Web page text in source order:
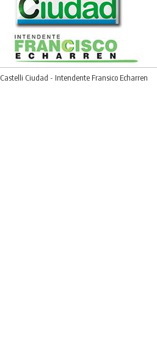
Castelli Ciudad - Intendente Fransico Echarren